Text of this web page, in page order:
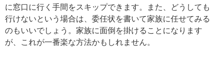
に窓口に行く手間をスキップできます。また、どうしても
行けないという場合は、委任状を書いて家族に任せてみる
のもいいでしょう。家族に面倒を掛けることになります
が、これが一番楽な方法かもしれません。